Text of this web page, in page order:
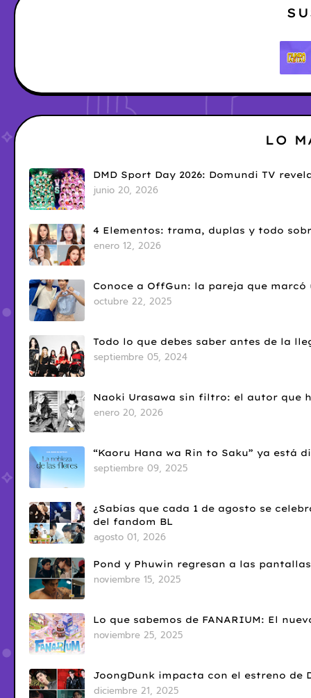
LO
DMD Sport Day 2026: Domundi TV
junio 20, 2026
4 Elementos: trama, duplas y todo
enero 12, 2026
Conoce a OffGun: la pareja que
octubre 22, 2025
Todo lo que debes saber antes de la
septiembre 05, 2024
Naoki Urasawa sin filtro: el autor que
enero 20, 2026
“Kaoru Hana wa Rin to Saku” ya está
septiembre 09, 2025
¿Sabías que cada 1 de agosto se
del fandom BL
agosto 01, 2026
Pond y Phuwin regresan a las
noviembre 15, 2025
Lo que sabemos de FANARIUM: El
noviembre 25, 2025
JoongDunk impacta con el estreno de
diciembre 21, 2025